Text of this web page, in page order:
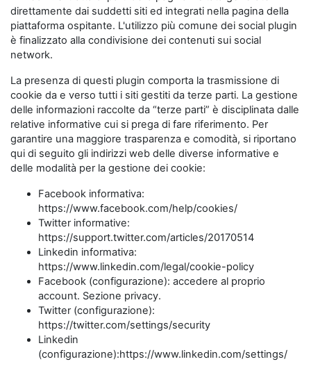
direttamente dai suddetti siti ed integrati nella pagina della
piattaforma ospitante. L'utilizzo più comune dei social plugin
è finalizzato alla condivisione dei contenuti sui social
network.
La presenza di questi plugin comporta la trasmissione di
cookie da e verso tutti i siti gestiti da terze parti. La gestione
delle informazioni raccolte da “terze parti” è disciplinata dalle
relative informative cui si prega di fare riferimento. Per
garantire una maggiore trasparenza e comodità, si riportano
qui di seguito gli indirizzi web delle diverse informative e
delle modalità per la gestione dei cookie:
Facebook informativa:
https://www.facebook.com/help/cookies/
Twitter informative:
https://support.twitter.com/articles/20170514
Linkedin informativa:
https://www.linkedin.com/legal/cookie-policy
Facebook (configurazione): accedere al proprio
account. Sezione privacy.
Twitter (configurazione):
https://twitter.com/settings/security
Linkedin
(configurazione):https://www.linkedin.com/settings/